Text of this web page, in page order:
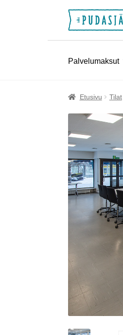
Siirry
Siirry
Palvelumaksut
Etusivu Tilat